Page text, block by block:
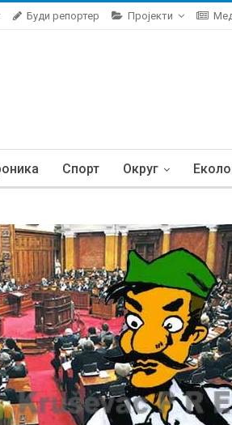
Буди репортер Пројекти
Спорт Округ